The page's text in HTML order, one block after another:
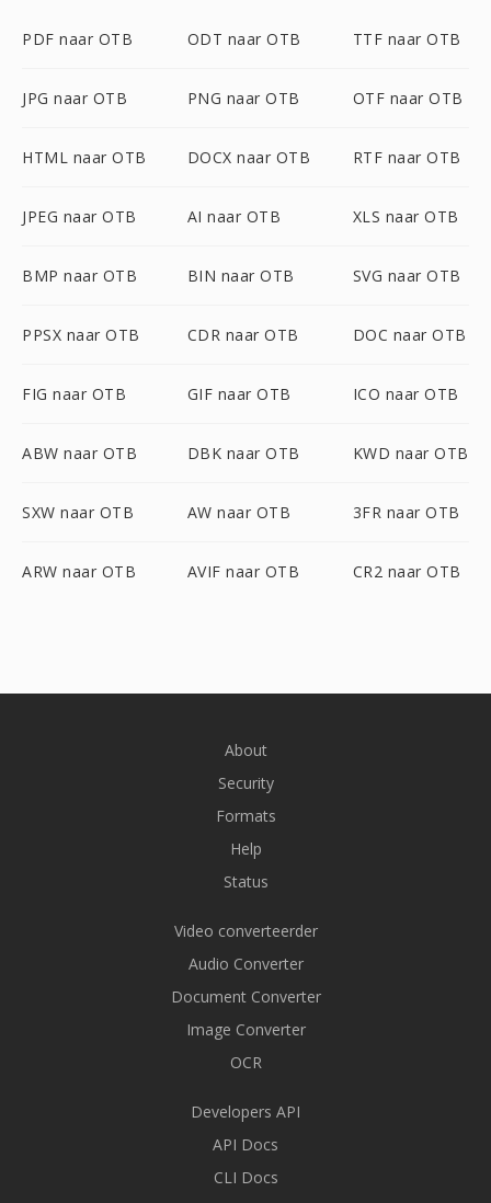
PDF naar OTB ODT naar OTB TTF naar OTB
JPG naar OTB PNG naar OTB OTF naar OTB
HTML naar OTB DOCX naar OTB RTF naar OTB
JPEG naar OTB AI naar OTB XLS naar OTB
BMP naar OTB BIN naar OTB SVG naar OTB
PPSX naar OTB CDR naar OTB DOC naar OTB
FIG naar OTB GIF naar OTB ICO naar OTB
ABW naar OTB DBK naar OTB KWD naar OTB
SXW naar OTB AW naar OTB 3FR naar OTB
ARW naar OTB AVIF naar OTB CR2 naar OTB
About
Security
Formats
Help
Status
Video converteerder
Audio Converter
Document Converter
Image Converter
OCR
Developers API
API Docs
CLI Docs